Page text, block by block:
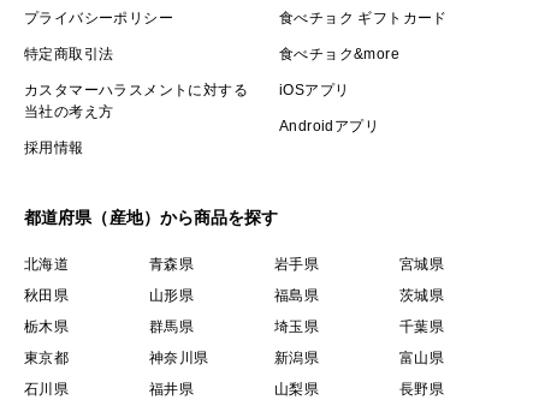
プライバシーポリシー
特定商取引法
カスタマーハラスメントに対する
当社の考え方
採用情報
食べチョク ギフトカード
食べチョク&more
iOSアプリ
Androidアプリ
都道府県（産地）から商品を探す
北海道 青森県 岩手県
宮城県
秋田県
山形県 福島県
茨城県
栃木県
群馬県 埼玉県
千葉県
東京都
神奈川県 新潟県
富山県
石川県
福井県 山梨県 長野県